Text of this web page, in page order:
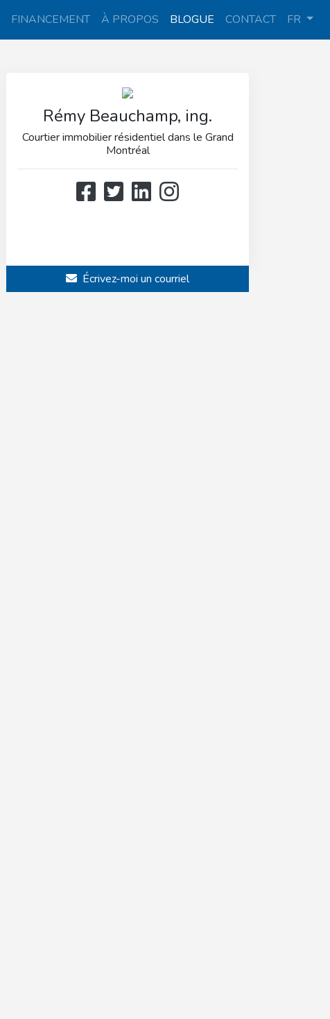
FINANCEMENT À PROPOS BLOGUE CONTACT FR
Rémy Beauchamp, ing.
Courtier immobilier résidentiel dans le Grand
Montréal
Écrivez-moi un courriel